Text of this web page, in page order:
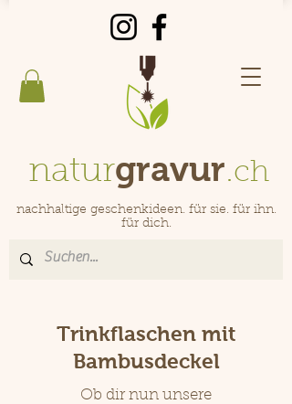
naturgravur.ch
nachhaltige geschenkideen. für sie. für ihn.
für dich.
Trinkflaschen mit
Bambusdeckel
Ob dir nun unsere